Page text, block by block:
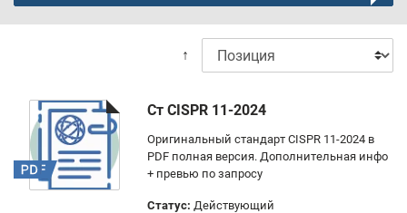
↑
Ст CISPR 11-2024
Оригинальный стандарт CISPR 11-2024 в
PDF полная версия. Дополнительная инфо
+ превью по запросу
Статус: Действующий